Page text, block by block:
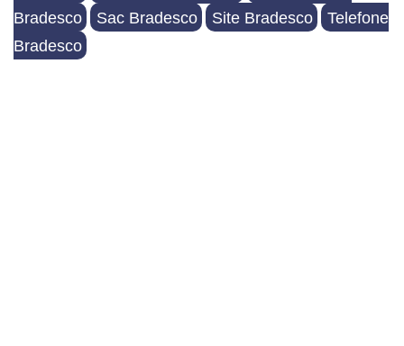
Bradesco
Sac Bradesco Site Bradesco
Telefone
Bradesco